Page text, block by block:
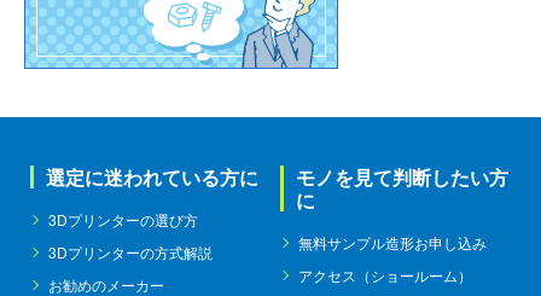
選定に迷われている方に
3Dプリンターの選び方
3Dプリンターの方式解説
お勧めのメーカー
モノを見て判断したい方
に
無料サンプル造形お申し込み
アクセス（ショールーム）